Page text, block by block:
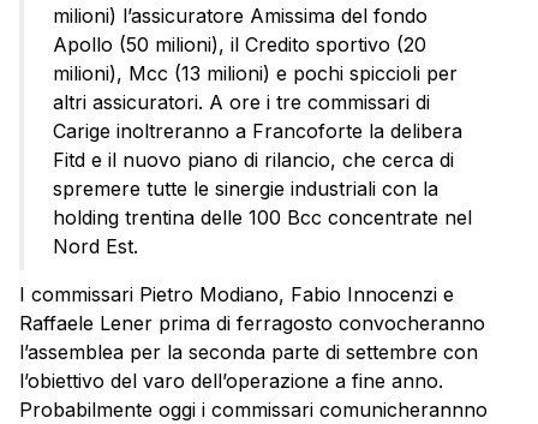
milioni) l’assicuratore Amissima del fondo
Apollo (50 milioni), il Credito sportivo (20
milioni), Mcc (13 milioni) e pochi spiccioli per
altri assicuratori. A ore i tre commissari di
Carige inoltreranno a Francoforte la delibera
Fitd e il nuovo piano di rilancio, che cerca di
spremere tutte le sinergie industriali con la
holding trentina delle 100 Bcc concentrate nel
Nord Est.
I commissari Pietro Modiano, Fabio Innocenzi e
Raffaele Lener prima di ferragosto convocheranno
l’assemblea per la seconda parte di settembre con
l’obiettivo del varo dell’operazione a fine anno.
Probabilmente oggi i commissari comunicherannno